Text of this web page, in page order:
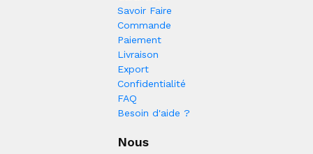
Savoir Faire
Commande
Paiement
Livraison
Export
Confidentialité
FAQ
Besoin d'aide ?
Nous